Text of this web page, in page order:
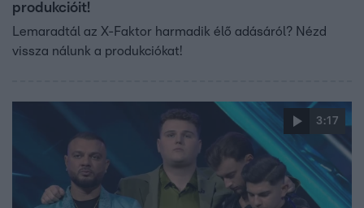
produkcióit!
Lemaradtál az X-Faktor harmadik élő adásáról? Nézd
vissza nálunk a produkciókat!
3:17